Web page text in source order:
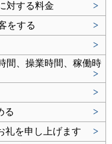
対する料金
>
をする
>
>
間、操業時間、稼働時
>
>
る
>
礼を申し上げます
>